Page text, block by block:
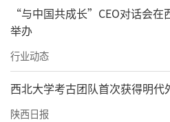
他。“木瓜能不能酿酒
如何把木瓜酿制成美酒。
经过多年的试验，终于在
瓜酿成了酒，并起草了白
木瓜酿酒标准。
“与中国共成长”CEO对话会在
举办
行业动态
西北大学考古团队首次获得明代
陕西日报